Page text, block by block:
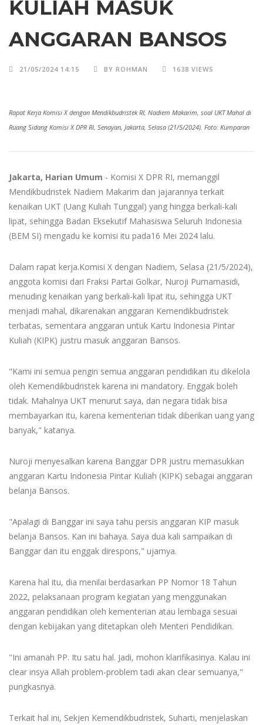
KULIAH MASUK
ANGGARAN BANSOS
21/05/2024 14:15 BY ROHMAN 1638 VIEWS
Rapat Kerja Komisi X dengan Mendikbudristek RI, Nadiem Makarim, soal UKT Mahal di
Ruang Sidang Komisi X DPR RI, Senayan, Jakarta, Selasa (21/5/2024). Foto: Kumparan
Jakarta, Harian Umum - Komisi X DPR RI, memanggil
Mendikbudristek Nadiem Makarim dan jajarannya terkait
kenaikan UKT (Uang Kuliah Tunggal) yang hingga berkali-kali
lipat, sehingga Badan Eksekutif Mahasiswa Seluruh Indonesia
(BEM SI) mengadu ke komisi itu pada16 Mei 2024 lalu.
Dalam rapat kerja.Komisi X dengan Nadiem, Selasa (21/5/2024),
anggota komisi dari Fraksi Partai Golkar, Nuroji Purnamasidi,
menuding kenaikan yang berkali-kali lipat itu, sehingga UKT
menjadi mahal, dikarenakan anggaran Kemendikbudristek
terbatas, sementara anggaran untuk Kartu Indonesia Pintar
Kuliah (KIPK) justru masuk anggaran Bansos.
"Kami ini semua pengin semua anggaran pendidikan itu dikelola
oleh Kemendikbudristek karena ini mandatory. Enggak boleh
tidak. Mahalnya UKT menurut saya, dan negara tidak bisa
membayarkan itu, karena kementerian tidak diberikan uang yang
banyak," katanya.
Nuroji menyesalkan karena Banggar DPR justru memasukkan
anggaran Kartu Indonesia Pintar Kuliah (KIPK) sebagai anggaran
belanja Bansos.
"Apalagi di Banggar ini saya tahu persis anggaran KIP masuk
belanja Bansos. Kan ini bahaya. Saya dua kali sampaikan di
Banggar dan itu enggak direspons," ujarnya.
Karena hal itu, dia menilai berdasarkan PP Nomor 18 Tahun
2022, pelaksanaan program kegiatan yang menggunakan
anggaran pendidikan oleh kementerian atau lembaga sesuai
dengan kebijakan yang ditetapkan oleh Menteri Pendidikan.
"Ini amanah PP. Itu satu hal. Jadi, mohon klarifikasinya. Kalau ini
clear insya Allah problem-problem tadi akan clear semuanya,"
pungkasnya.
Terkait hal ini, Sekjen Kemendikbudristek, Suharti, menjelaskan